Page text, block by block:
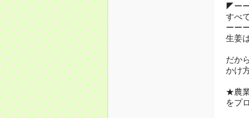
◤ー
すべ
ーー
生姜
だか
かけ
★農
をプ